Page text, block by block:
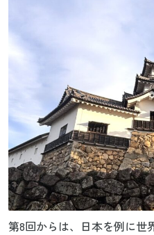
第8回からは、日本を例に世